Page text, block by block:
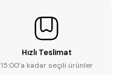
Hızlı Teslimat
15:00’a kadar seçili ürünler